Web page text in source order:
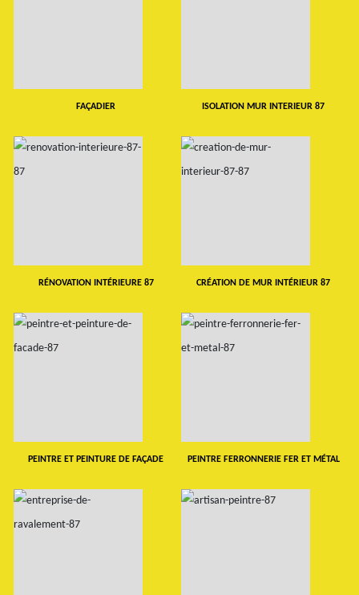
FAÇADIER ISOLATION MUR INTERIEUR 87
RÉNOVATION INTÉRIEURE 87 CRÉATION DE MUR INTÉRIEUR 87
PEINTRE ET PEINTURE DE FAÇADE PEINTRE FERRONNERIE FER ET MÉTAL